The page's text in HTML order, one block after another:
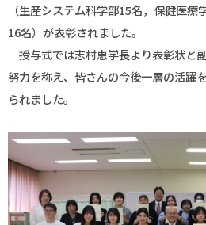
（生産システム科学部15名，保健医療
16名）が表彰されました。
授与式では志村恵学長より表彰状と
努力を称え、皆さんの今後一層の活躍
られました。